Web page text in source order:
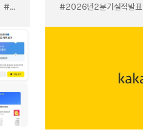
#카톡 쉬운 광고 #카톡 우리채널 알리기
#2026년2분기실적발표